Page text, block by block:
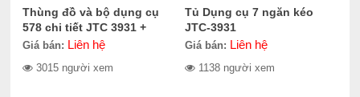
Thùng đồ và bộ dụng cụ
578 chi tiết JTC 3931 +
5639 + 578
Giá bán: Liên hệ
3015 người xem
Tủ Dụng cụ 7 ngăn kéo
JTC-3931
Giá bán: Liên hệ
1138 người xem